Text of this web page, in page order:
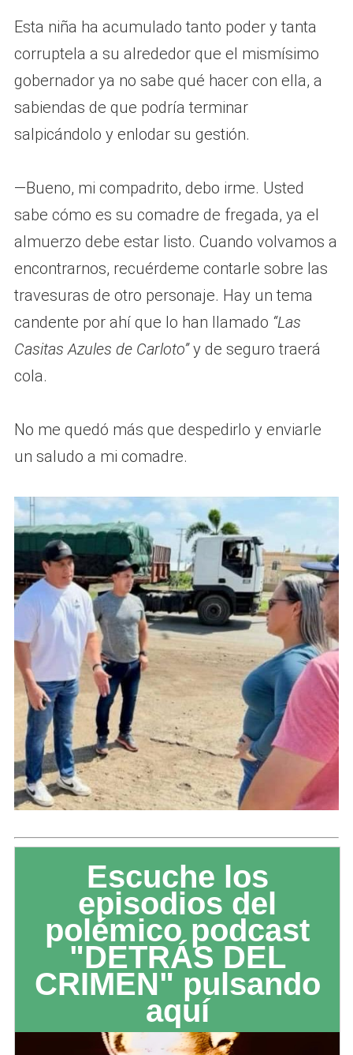
Esta niña ha acumulado tanto poder y tanta
corruptela a su alrededor que el mismísimo
gobernador ya no sabe qué hacer con ella, a
sabiendas de que podría terminar
salpicándolo y enlodar su gestión.
—Bueno, mi compadrito, debo irme. Usted
sabe cómo es su comadre de fregada, ya el
almuerzo debe estar listo. Cuando volvamos a
encontrarnos, recuérdeme contarle sobre las
travesuras de otro personaje. Hay un tema
candente por ahí que lo han llamado “Las
Casitas Azules de Carloto”y de seguro traerá
cola.
No me quedó más que despedirlo y enviarle
un saludo a mi comadre.
Escuche los
episodios del
polémico podcast
"DETRÁS DEL
CRIMEN" pulsando
aquí